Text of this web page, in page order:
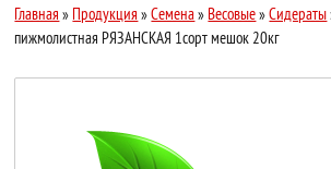
Главная » Продукция »Семена» Весовые»Сидераты
пижмолистная РЯЗАНСКАЯ 1сорт мешок 20кг